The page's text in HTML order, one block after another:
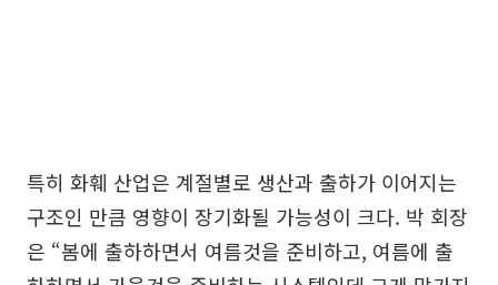
특히 화훼 산업은 계절별로 생산과 출하가 이어지는
구조인 만큼 영향이 장기화될 가능성이 크다. 박 회장
은 “봄에 출하하면서 여름것을 준비하고, 여름에 출